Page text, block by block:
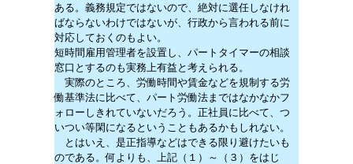
ある。義務規定ではないので、絶対に選任しなけれ
ばならないわけではないが、行政から言われる前に
対応しておくのもよい。
短時間雇用管理者を設置し、パートタイマーの相談
窓口とするのも実務上有益と考えられる。
実際のところ、労働時間や賃金などを規制する労
働基準法に比べて、パート労働法まではなかなかフ
ォローしきれていないだろう。正社員に比べて、つ
いつい等閑になるということもあるかもしれない。
とはいえ、是正指導などはできる限り避けたいも
のである。何よりも、上記（１）～（３）をはじ